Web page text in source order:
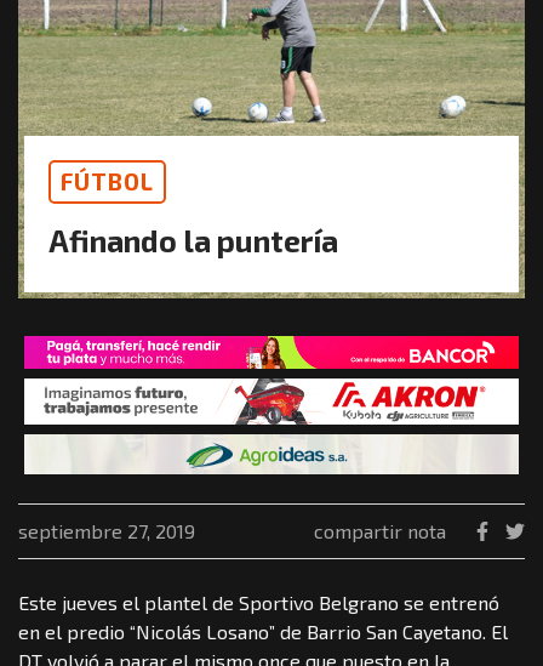
FÚTBOL
Afinando la puntería
septiembre 27, 2019 compartir nota
Este jueves el plantel de Sportivo Belgrano se entrenó
en el predio “Nicolás Losano” de Barrio San Cayetano. El
DT volvió a parar el mismo once que puesto en la